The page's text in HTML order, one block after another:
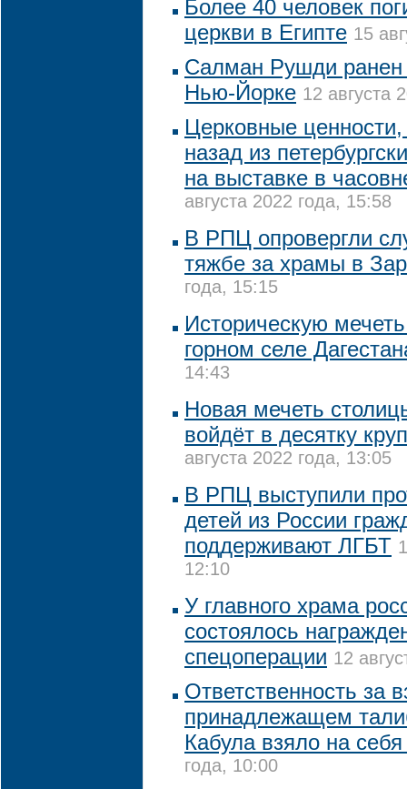
Более 40 человек
церкви в Египте 15
Салман Рушди ранен
Нью-Йорке 12 августа
Церковные
назад из
на выставке в
августа 2022 года, 15:58
В РПЦ опровергли
тяжбе за храмы в
года, 15:15
Историческую
горном селе
14:43
Новая мечеть
войдёт в десятку
августа 2022 года, 13:05
В РПЦ выступили
детей из России
поддерживают ЛГБТ
12:10
У главного храма
состоялось
спецоперации 12
Ответственность за
принадлежащем
Кабула взяло на
года, 10:00